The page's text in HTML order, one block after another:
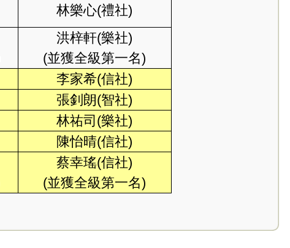
林樂心(禮社)
洪梓軒(樂社)
(並獲全級第一名)
李家希(信社)
張釗朗(智社)
林祐司(樂社)
陳怡晴(信社)
蔡幸瑤(信社)
(並獲全級第一名)